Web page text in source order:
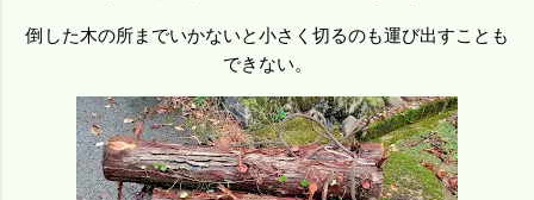
倒した木の所までいかないと小さく切るのも運び出すことも
できない。